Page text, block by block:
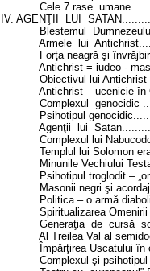
Cele 7 rase
IV. AGENŢII LUI
Blestemul Dumnezeului
Armele lui
Forţa neagră şi învrăjbirea
Antichrist = iudeo -
Obiectivul lui Antichrist –
Antichrist – ucenicie în
Complexul genocidic
Psihotipul
Agenţii lui
Complexul lui
Templul lui Solomon era
Minunile Vechiului
Psihotipul troglodit –
Masonii negri şi acordajul
Politica – o armă
Spiritualizarea Omenirii –
Generaţia de cursă
Al Treilea Val al
Împărţirea Uscatului în
Complexul şi psihotipul